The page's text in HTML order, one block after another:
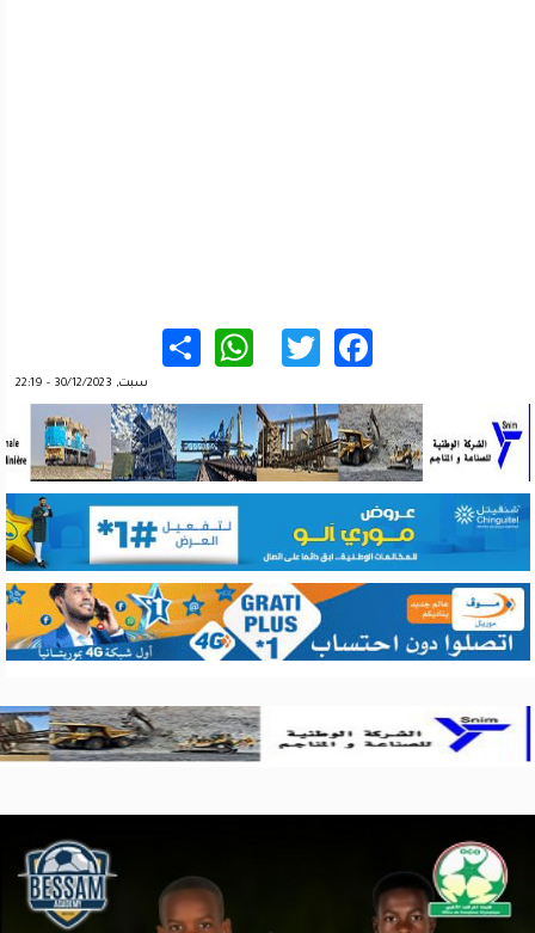
Facebook
Twitter
WhatsApp
سبت, 30/12/2023 - 22:19